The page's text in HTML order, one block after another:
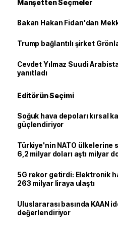
Manşetten Seçmeler
Bakan Hakan Fidan'dan
Trump bağlantılı şirket
Cevdet Yılmaz Suudi
yanıtladı
Editörün Seçimi
Soğuk hava depoları kırsal
güçlendiriyor
Türkiye'nin NATO ülkelerine
6,2 milyar doları aştı milyar
5G rekor getirdi: Elektronik
263 milyar liraya ulaştı
Uluslararası basında KAAN
değerlendiriyor